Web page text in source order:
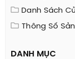
Danh Sách
Thông Số
DANH MỤC